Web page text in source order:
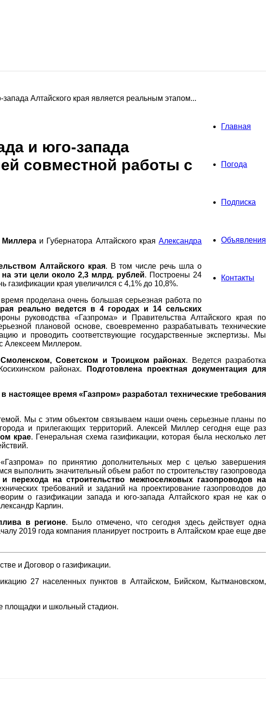
Главная
Погода
Подписка
Объявления
Контакты
Алтайского края является реальным этапом...
и юго-запада
совместной работы с
Миллера и Губернатора Алтайского краяАлександра
Алтайского края. В том числе речь шла о
эти цели около 2,3 млрд. рублей. Построены 24
газификации края увеличился с 4,1% до 10,8%.
проделана очень большая серьезная работа по
реально ведется в 4 городах и 14 сельских
руководства «Газпрома» и Правительства Алтайского края по
плановой основе, своевременно разрабатывать технические
и проводить соответствующие государственные экспертизы. Мы
Алексеем Миллером.
Советском и Троицком районах. Ведется разработка
районах.
Подготовлена проектная документация для
в настоящее время «Газпром» разработал технические требования
Мы с этим объектом связываем наши очень серьезные планы по
и прилегающих территорий. Алексей Миллер сегодня еще раз
крае. Генеральная схема газификации, которая была несколько лет
по принятию дополнительных мер с целью завершения
выполнить значительный объем работ по строительству газопровода
перехода на строительство межпоселковых газопроводов на
требований и заданий на проектирование газопроводов до
о газификации запада и юго-запада Алтайского края не как о
Карлин.
в регионе. Было отмечено, что сегодня здесь действует одна
2019 года компания планирует построить в Алтайском крае еще две
и Договор о газификации.
27 населенных пунктов в Алтайском, Бийском, Кытмановском,
площадки и школьный стадион.